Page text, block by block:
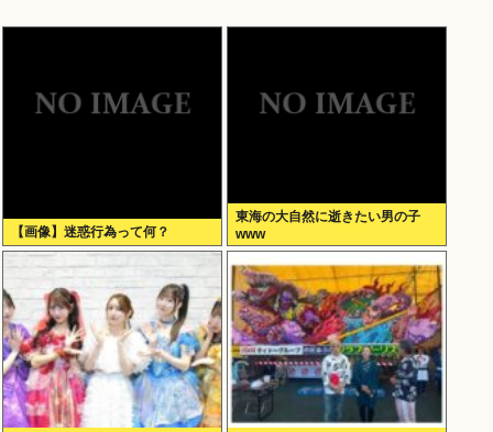
【画像】迷惑行為って何？
東海の大自然に逝きたい男の子
www